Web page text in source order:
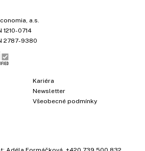
a.s.
1210-0714
2787-9380
Kariéra
Newsletter
Všeobecné podmínky